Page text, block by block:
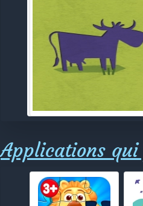
Applications